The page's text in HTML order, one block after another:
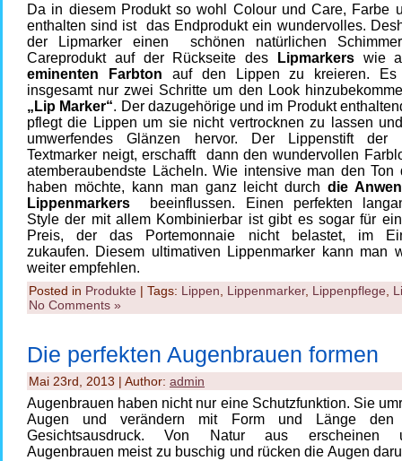
Da in diesem Produkt so wohl Colour und Care, Farbe
enthalten sind ist das Endprodukt ein wundervolles.
der
Lipmarker einen schönen natürlichen
Careprodukt auf der Rückseite des
Lipmarkerswie
eminenten Farbton auf den Lippen zu kreieren.
insgesamt nur zwei Schritte um den Look
„Lip Marker“. Der dazugehörige und im Produkt
pflegt die Lippen um sie nicht vertrocknen zu lassen
umwerfendes Glänzen hervor. Der Lippenstift der
Textmarker neigt, erschafft dann den wundervollen
atemberaubendste Lächeln. Wie intensive man den Ton
haben möchte, kann man ganz leicht durchdie
Lippenmarkers beeinflussen. Einen perfekten
Style der mit allem Kombinierbar ist gibt es sogar für
Preis, der das Portemonnaie nicht belastet, im
zukaufen. Diesem ultimativen
Lippenmarker kann man
weiter empfehlen.
Posted in Produkte | Tags: Lippen Lippenmarker, Lippenpflege
No Comments »
Die perfekten Augenbrauen formen
Mai 23rd, 2013 | Author: admin
Augenbrauen haben nicht nur eine Schutzfunktion. Sie
Augen und verändern mit Form und Länge den
Gesichtsausdruck. Von Natur aus erscheinen
Augenbrauen meist zu buschig und rücken die Augen